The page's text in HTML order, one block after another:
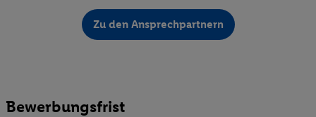
Zu den Ansprechpartnern
Bewerbungsfrist